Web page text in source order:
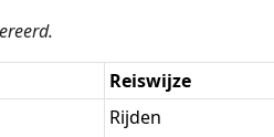
Reiswijze
Rijden